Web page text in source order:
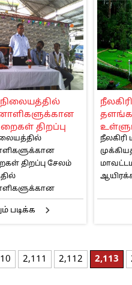
திறப்பு
திறப்பு சேலம்
படிக்க
நீலகிரி
2,111 2,112 2,113